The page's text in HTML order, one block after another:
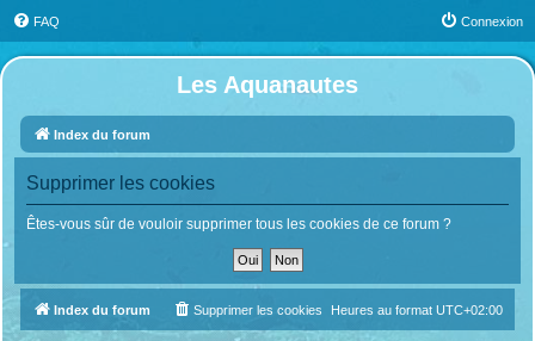
FAQ Connexion
Les Aquanautes
Index du forum
Supprimer les cookies
Êtes-vous sûr de vouloir supprimer tous les cookies de ce forum ?
Index du forum Heures au format UTC+02:00
Supprimer les cookies